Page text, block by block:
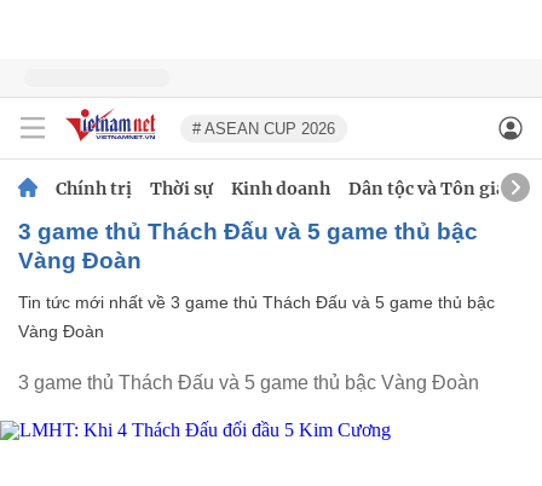
# ASEAN CUP 2026
Chính trị Thời sự Kinh doanh Dân tộc và Tôn giáo
3 game thủ Thách Đấu và 5 game thủ bậc
Vàng Đoàn
Tin tức mới nhất về 3 game thủ Thách Đấu và 5 game thủ bậc
Vàng Đoàn
3 game thủ Thách Đấu và 5 game thủ bậc Vàng Đoàn